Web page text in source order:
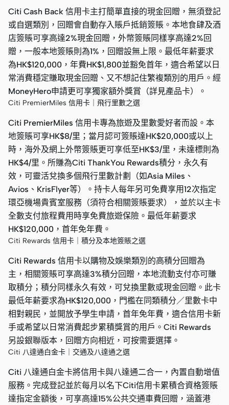
Citi Cash Back 信用卡主打簡單直接的現金回贈，無須登記
或自選類別，回贈會自動存入賬戶抵銷簽賬。本地食肆及酒
店簽賬可享高達2%現金回贈，外幣簽賬同樣享高達2%回
贈，一般本地簽賬則為1%，回贈設無上限。最低年薪要求
為HK$120,000，年費HK$1,800並豁免首年，適合希望以日
常消費穩定賺取現金回贈、又不想記住繁複類別的用戶。經
MoneyHero申請更可享獨家額外獎賞（詳見產品卡）。
Citi PremierMiles 信用卡｜飛行里數之選
Citi PremierMiles 信用卡專為旅遊及里數愛好者而設。本
地簽賬可享HK$8/里；當月認可簽賬達HK$20,000或以上
時，海外及網上外幣簽賬更可享低至HK$3/里，未達標則為
HK$4/里。所賺為Citi ThankYou Rewards積分，永久有
效，可靈活兌換多個飛行里數計劃（如Asia Miles、
Avios、KrisFlyer等）。持卡人每年另可免費享用12次指定
環亞機場貴賓室服務（須符合相關簽賬要求），並於以主卡
全數支付旅程費用時享免費旅遊保險。最低年薪要求
HK$120,000，首年免年費。
Citi Rewards 信用卡｜積分及本地簽賬之選
Citi Rewards 信用卡以購物及娛樂類別的高積分回贈為
主，相關簽賬可享高達3%積分回贈，本地流動支付亦可賺
取積分；積分同樣永久有效，可兌換里數或現金回贈。此卡
最低年薪要求為HK$120,000，門檻在同類積分／里數卡中
相對親民，並開放予學生申請，首年免年費，適合信用卡新
手或希望以日常消費起步累積獎賞的用戶。Citi Rewards
另設銀聯版本，回贈方向相近，可按需要選擇。
Citi 八達通白金卡｜交通及八達通之選
Citi 八達通白金卡將信用卡與八達通二合一，內置自動增值
服務。完成登記並於每月以名下Citi信用卡累積合資格簽賬
達指定金額後，可享高達15%公共交通車費回贈，涵蓋港